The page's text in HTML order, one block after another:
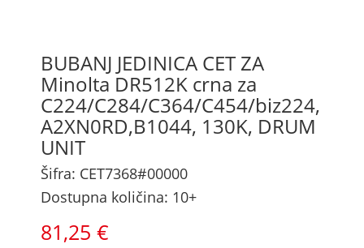
BUBANJ JEDINICA CET ZA
Minolta DR512K crna za
C224/C284/C364/C454/biz224,
A2XN0RD,B1044, 130K, DRUM
UNIT
Šifra: CET7368#00000
Dostupna količina: 10+
81,25 €